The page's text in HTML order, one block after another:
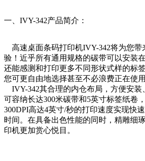
一、IVY-342产品简介：
高速桌面条码打印机IVY-342将为您带
验！近乎所有通用规格的碳带可以安装
还能感测和打印更多不同形状式样的标
您可更自由地选择甚至不必浪费正在使
IVY-342其合理的内仓布局，方便安装
可容纳长达300米碳带和5英寸标签纸卷
300DPI高达4英寸/秒的打印速度实现快
时间。在具备出色性能的同时，精雕细
印机更加赏心悦目。